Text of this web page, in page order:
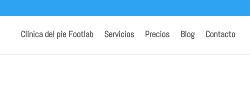
Clínica del pie Footlab Servicios Precios Blog Contacto